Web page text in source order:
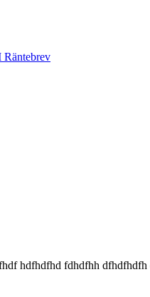
Räntebrev
hdfhdfhd fdhdfhh